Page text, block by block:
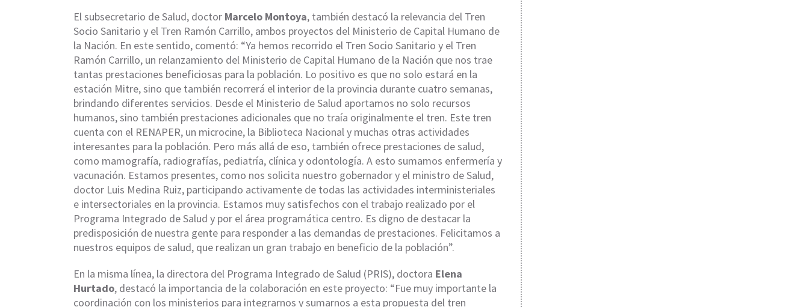
El subsecretario de Salud, doctor Marcelo Montoya, también destacó la relevancia del Tren
Socio Sanitario y el Tren Ramón Carrillo, ambos proyectos del Ministerio de Capital Humano de
la Nación. En este sentido, comentó: “Ya hemos recorrido el Tren Socio Sanitario y el Tren
Ramón Carrillo, un relanzamiento del Ministerio de Capital Humano de la Nación que nos trae
tantas prestaciones beneficiosas para la población. Lo positivo es que no solo estará en la
estación Mitre, sino que también recorrerá el interior de la provincia durante cuatro semanas,
brindando diferentes servicios. Desde el Ministerio de Salud aportamos no solo recursos
humanos, sino también prestaciones adicionales que no traía originalmente el tren. Este tren
cuenta con el RENAPER, un microcine, la Biblioteca Nacional y muchas otras actividades
interesantes para la población. Pero más allá de eso, también ofrece prestaciones de salud,
como mamografía, radiografías, pediatría, clínica y odontología. A esto sumamos enfermería y
vacunación. Estamos presentes, como nos solicita nuestro gobernador y el ministro de Salud,
doctor Luis Medina Ruiz, participando activamente de todas las actividades interministeriales
e intersectoriales en la provincia. Estamos muy satisfechos con el trabajo realizado por el
Programa Integrado de Salud y por el área programática centro. Es digno de destacar la
predisposición de nuestra gente para responder a las demandas de prestaciones. Felicitamos a
nuestros equipos de salud, que realizan un gran trabajo en beneficio de la población”.
En la misma línea, la directora del Programa Integrado de Salud (PRIS), doctora Elena
Hurtado, destacó la importancia de la colaboración en este proyecto: “Fue muy importante la
coordinación con los ministerios para integrarnos y sumarnos a esta propuesta del tren